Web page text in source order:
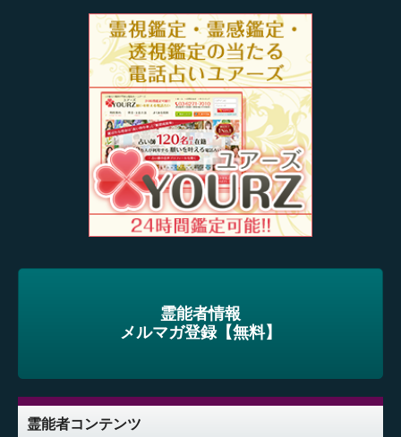
霊能者情報
メルマガ登録【無料】
霊能者コンテンツ